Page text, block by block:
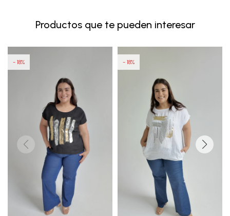
Productos que te pueden interesar
18 18